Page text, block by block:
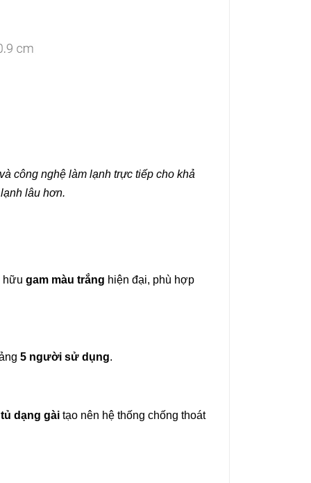
công nghệ làm lạnh trực tiếp cho khả
lâu hơn.
hữu gam màu trắng hiện đại, phù hợp
5 người sử dụng.
dạng gài tạo nên hệ thống chống thoát